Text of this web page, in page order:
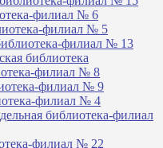
филиал № 6
филиал № 5
филиал № 13
библиотека
филиал № 8
филиал № 9
филиал № 4
библиотека-филиал
филиал № 22